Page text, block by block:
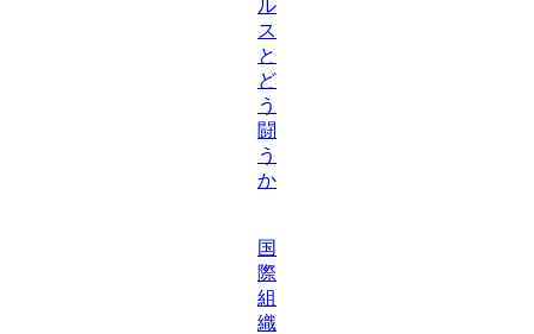
ル
ス
と
ど
う
闘
う
か
国
際
組
織